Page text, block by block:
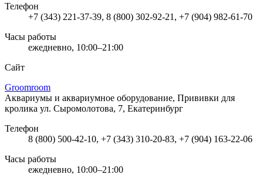
Телефон
+7 (343) 221-37-39, 8 (800) 302-92-21, +7 (904) 982-61-70
Часы работы
ежедневно, 10:00–21:00
Сайт
Groomroom
Аквариумы и аквариумное оборудование, Прививки для
кролика ул. Сыромолотова, 7, Екатеринбург
Телефон
8 (800) 500-42-10, +7 (343) 310-20-83, +7 (904) 163-22-06
Часы работы
ежедневно, 10:00–21:00